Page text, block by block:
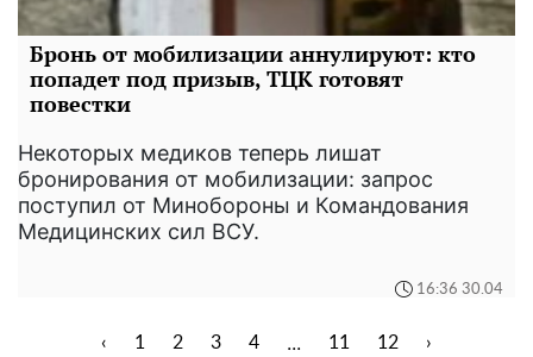
Бронь от мобилизации аннулируют: кто
попадет под призыв, ТЦК готовят
повестки
Некоторых медиков теперь лишат
бронирования от мобилизации: запрос
поступил от Минобороны и Командования
Медицинских сил ВСУ.
16:36 30.04
‹ 1 2 3 4 ... 11 12 ›